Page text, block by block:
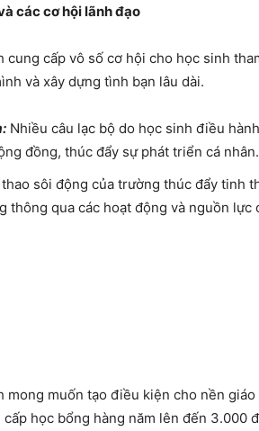
các cơ hội lãnh đạo
cấp vô số cơ hội cho học sinh
và xây dựng tình bạn lâu dài.
Nhiều câu lạc bộ do học sinh điều
đồng, thúc đẩy sự phát triển cá nhân.
sôi động của trường thúc đẩy tinh
thông qua các hoạt động và nguồn
muốn tạo điều kiện cho nền
học bổng hàng năm lên đến 3.000